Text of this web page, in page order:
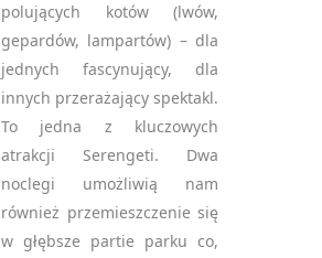
polujących kotów (lwów,
gepardów, lampartów) – dla
jednych fascynujący, dla
innych przerażający spektakl.
To jedna z kluczowych
atrakcji Serengeti. Dwa
noclegi umożliwią nam
również przemieszczenie się
w głębsze partie parku co,